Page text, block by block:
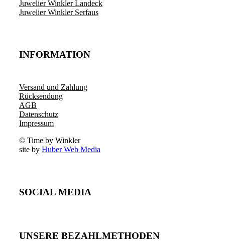
Juwelier Winkler Landeck
Juwelier Winkler Serfaus
INFORMATION
Versand und Zahlung
Rücksendung
AGB
Datenschutz
Impressum
© Time by Winkler
site by Huber Web Media
SOCIAL MEDIA
UNSERE BEZAHLMETHODEN